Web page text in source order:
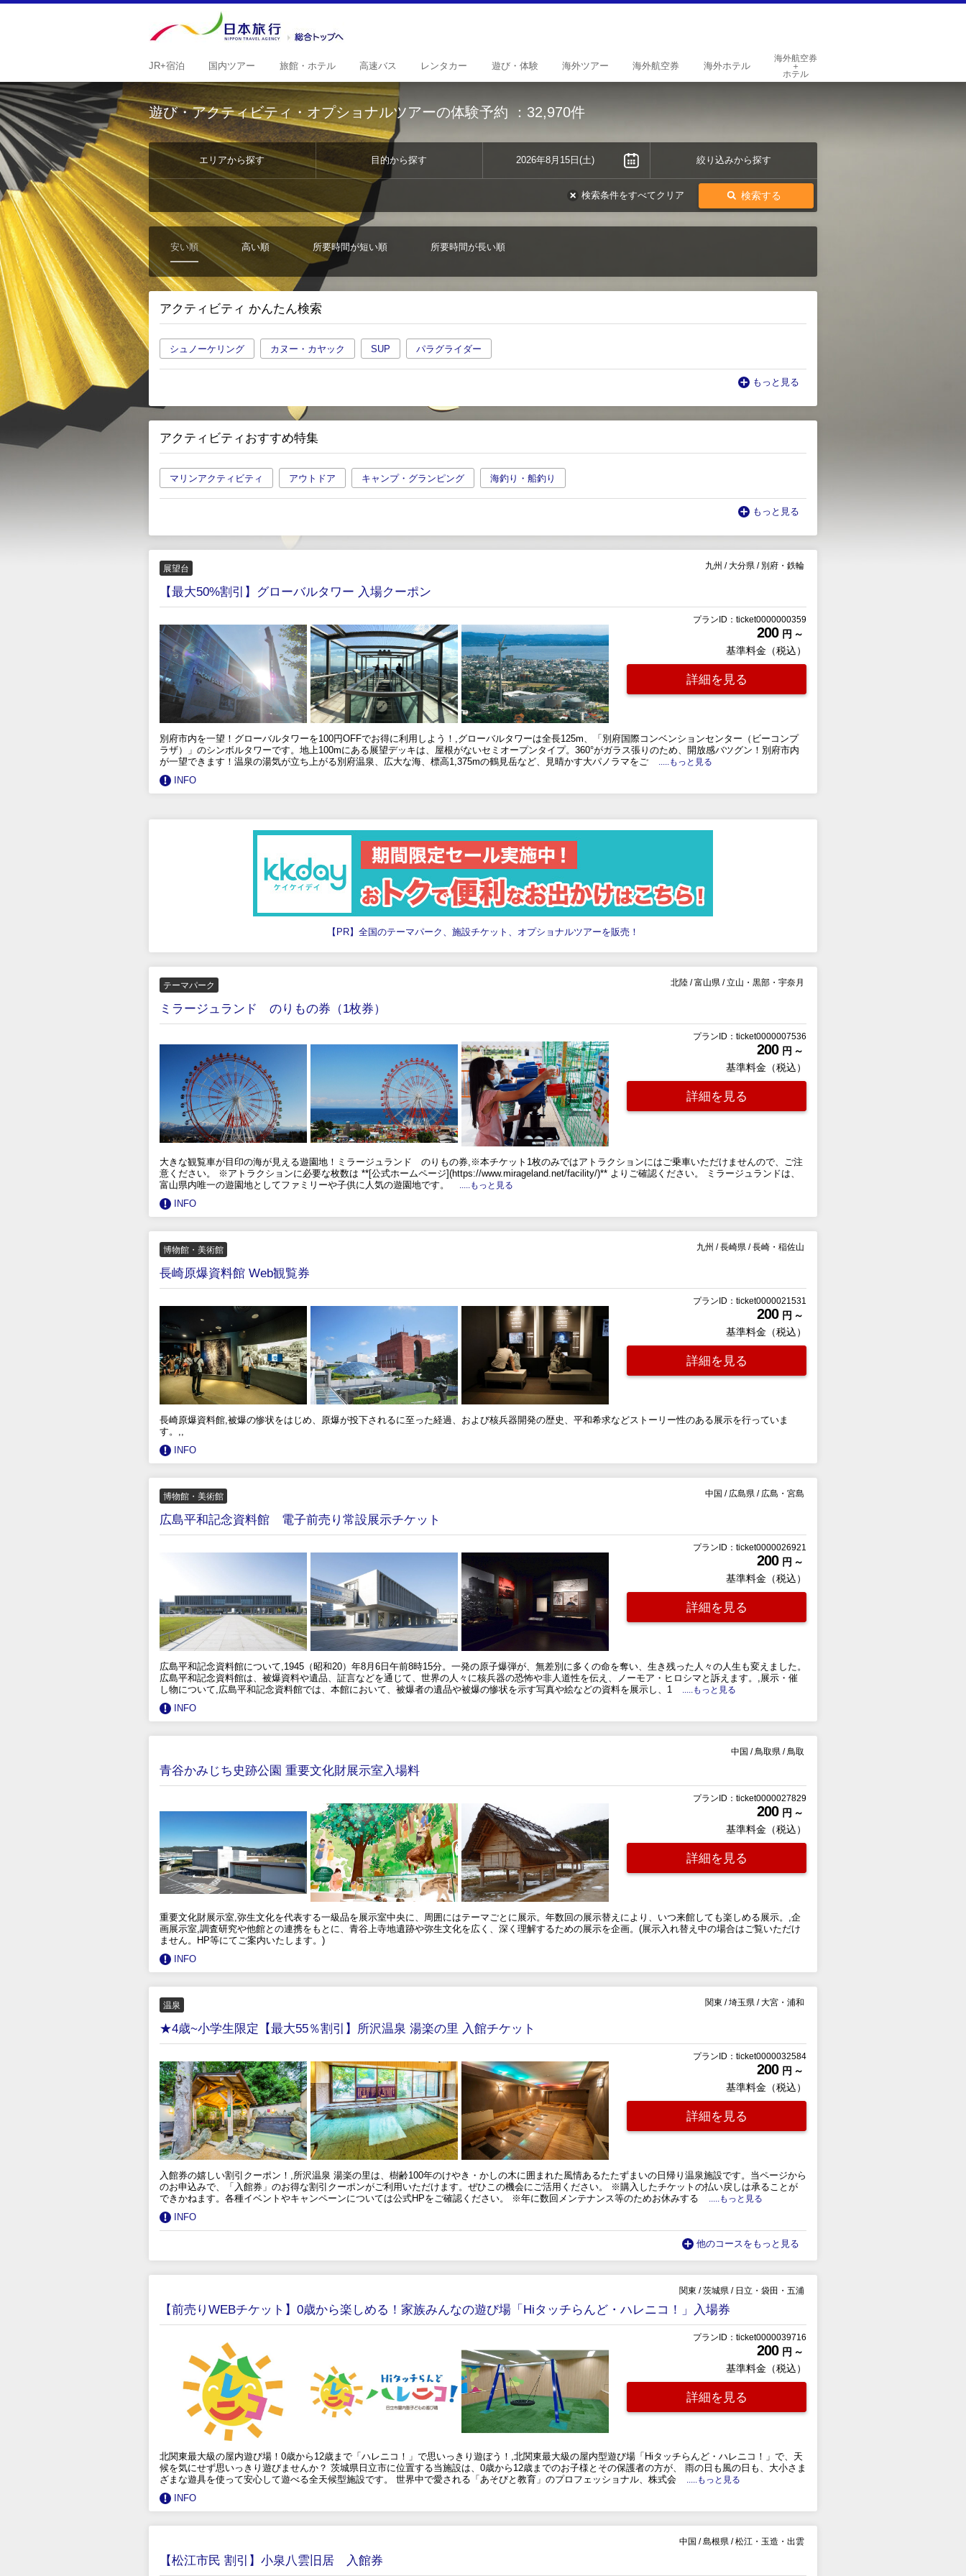
JR+宿泊 国内ツアー 旅館・ ホテル 高速バス レンタ カー 遊び・ 体験 海外ツアー 海外航空券 海外ホテル
海外航空券
＋
ホテル
遊び・アクティビティ・オプショナルツアーの体験予約 ：32,970件
エリアから探す 目的から探す 2026年8月15日(土) 絞り込みから探す
検索する
検索条件をすべてクリア
安い順 高い順 所要時間が短い順 所要時間が長い順
アクティビティ かんたん検索
シュノーケリング カヌー・カヤック SUP パラグライダー
もっと見る
アクティビティおすすめ特集
マリンアクティビティ アウトドア キャンプ・グランピング 海釣り・船釣り
もっと見る
展望台 九州 / 大分県 / 別府・鉄輪
【最大50%割引】グローバルタワー 入場クーポン
プランID：ticket0000000359
200 円 ～
基準料金（税込）
詳細を見る
別府市内を一望！グローバルタワーを100円OFFでお得に利用しよう！,グローバルタワーは全長125m、「別府国際コンベンションセンター（ビーコンプ
ラザ）」のシンボルタワーです。地上100mにある展望デッキは、屋根がないセミオープンタイプ。360°がガラス張りのため、開放感バツグン！別府市内
が一望できます！温泉の湯気が立ち上がる別府温泉、広大な海、標高1,375mの鶴見岳など、見晴かす大パノラマをご
.....もっと見る
INFO
【PR】全国のテーマパーク、施設チケット、オプショナルツアーを販売！
テーマパーク 北陸 / 富山県 / 立山・黒部・宇奈月
ミラージュランド のりもの券（1枚券）
プランID：ticket0000007536
200 円 ～
基準料金（税込）
詳細を見る
大きな観覧車が目印の海が見える遊園地！ミラージュランド のりもの券,※本チケット1枚のみではアトラクションにはご乗車いただけませんので、ご注
意ください。 ※アトラクションに必要な枚数は **[公式ホームページ](https://www.mirageland.net/facility/)** よりご確認ください。 ミラージュランドは、
富山県内唯一の遊園地としてファミリーや子供に人気の遊園地です。
.....もっと見る
INFO
博物館・美術館 九州 / 長崎県 / 長崎・稲佐山
長崎原爆資料館 Web観覧券
プランID：ticket0000021531
200 円 ～
基準料金（税込）
詳細を見る
長崎原爆資料館,被爆の惨状をはじめ、原爆が投下されるに至った経過、および核兵器開発の歴史、平和希求などストーリー性のある展示を行っていま
す。,,
INFO
博物館・美術館 中国 / 広島県 / 広島・宮島
広島平和記念資料館 電子前売り常設展示チケット
プランID：ticket0000026921
200 円 ～
基準料金（税込）
詳細を見る
広島平和記念資料館について,1945（昭和20）年8月6日午前8時15分。一発の原子爆弾が、無差別に多くの命を奪い、生き残った人々の人生も変えました。
広島平和記念資料館は、被爆資料や遺品、証言などを通じて、世界の人々に核兵器の恐怖や非人道性を伝え、ノーモア・ヒロシマと訴えます。,展示・催
し物について,広島平和記念資料館では、本館において、被爆者の遺品や被爆の惨状を示す写真や絵などの資料を展示し、1
.....もっと見る
INFO
中国 / 鳥取県 / 鳥取
青谷かみじち史跡公園 重要文化財展示室入場料
プランID：ticket0000027829
200 円 ～
基準料金（税込）
詳細を見る
重要文化財展示室,弥生文化を代表する一級品を展示室中央に、周囲にはテーマごとに展示。年数回の展示替えにより、いつ来館しても楽しめる展示。,企
画展示室,調査研究や他館との連携をもとに、青谷上寺地遺跡や弥生文化を広く、深く理解するための展示を企画。(展示入れ替え中の場合はご覧いただけ
ません。HP等にてご案内いたします。)
INFO
温泉 関東 / 埼玉県 / 大宮・浦和
★4歳~小学生限定【最大55％割引】所沢温泉 湯楽の里 入館チケット
プランID：ticket0000032584
200 円 ～
基準料金（税込）
詳細を見る
入館券の嬉しい割引クーポン！,所沢温泉 湯楽の里は、樹齢100年のけやき・かしの木に囲まれた風情あるたたずまいの日帰り温泉施設です。当ページから
のお申込みで、「入館券」のお得な割引クーポンがご利用いただけます。ぜひこの機会にご活用ください。 ※購入したチケットの払い戻しは承ることが
できかねます。各種イベントやキャンペーンについては公式HPをご確認ください。 ※年に数回メンテナンス等のためお休みする
.....もっと見る
INFO
他のコースをもっと見る
関東 / 茨城県 / 日立・袋田・五浦
【前売りWEBチケット】0歳から楽しめる！家族みんなの遊び場「Hiタッチらんど・ハレニコ！」入場券
プランID：ticket0000039716
200 円 ～
基準料金（税込）
詳細を見る
北関東最大級の屋内遊び場！0歳から12歳まで「ハレニコ！」で思いっきり遊ぼう！,北関東最大級の屋内型遊び場「Hiタッチらんど・ハレニコ！」で、天
候を気にせず思いっきり遊びませんか？ 茨城県日立市に位置する当施設は、0歳から12歳までのお子様とその保護者の方が、 雨の日も風の日も、大小さま
ざまな遊具を使って安心して遊べる全天候型施設です。 世界中で愛される「あそびと教育」のプロフェッショナル、株式会
.....もっと見る
INFO
中国 / 島根県 / 松江・玉造・出雲
【松江市民 割引】小泉八雲旧居 入館券